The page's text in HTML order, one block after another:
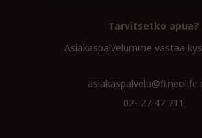
Tarvitsetko apua?
Asiakaspalvelumme vastaa
02- 27 47 711